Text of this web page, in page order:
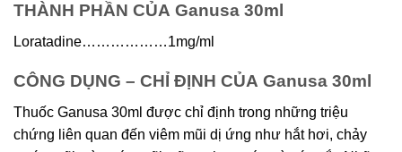
THÀNH PHẦN CỦA Ganusa 30ml
Loratadine………………1mg/ml
CÔNG DỤNG – CHỈ ĐỊNH CỦA Ganusa 30ml
Thuốc Ganusa 30ml được chỉ định trong những triệu
chứng liên quan đến viêm mũi dị ứng như hắt hơi, chảy